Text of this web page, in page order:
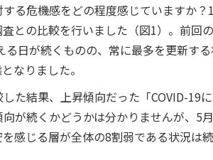
する危機感をどの程度感じていますか
との比較を行いました（図1）。前回
る日が続くものの、常に最多を更新す
なりました。
た結果、上昇傾向だった「COVID-19
が続くかどうかは分かりませんが、5
感じる層が全体の8割弱である状況は